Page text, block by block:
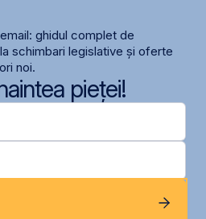
ghidul complet de
schimbari legislative și oferte
noi.
pieței!